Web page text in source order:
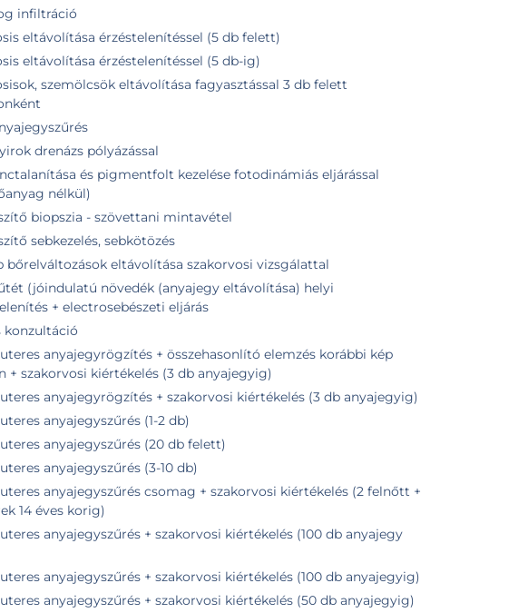
infiltráció
eltávolítása érzéstelenítéssel (5 db felett)
eltávolítása érzéstelenítéssel (5 db-ig)
szemölcsök eltávolítása fagyasztással 3 db felett
drenázs pólyázással
és pigmentfolt kezelése fotodinámiás eljárással
nélkül)
biopszia - szövettani mintavétel
sebkezelés, sebkötözés
bőrelváltozások eltávolítása szakorvosi vizsgálattal
(jóindulatú növedék (anyajegy eltávolítása) helyi
+ electrosebészeti eljárás
konzultáció
+ összehasonlító elemzés korábbi kép
+ szakorvosi kiértékelés (3 db anyajegyig)
anyajegyrögzítés + szakorvosi kiértékelés (3 db anyajegyig)
anyajegyszűrés (1-2 db)
anyajegyszűrés (20 db felett)
anyajegyszűrés (3-10 db)
anyajegyszűrés csomag + szakorvosi kiértékelés (2 felnőtt +
14 éves korig)
anyajegyszűrés + szakorvosi kiértékelés (100 db anyajegy
anyajegyszűrés + szakorvosi kiértékelés (100 db anyajegyig)
anyajegyszűrés + szakorvosi kiértékelés (50 db anyajegyig)